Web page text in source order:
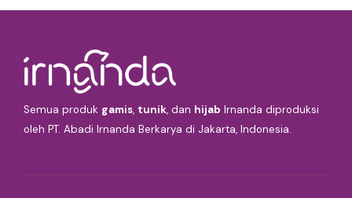
Semua produk gamis, tunik, dan hijab Irnanda diproduksi
oleh PT. Abadi Irnanda Berkarya di Jakarta, Indonesia.